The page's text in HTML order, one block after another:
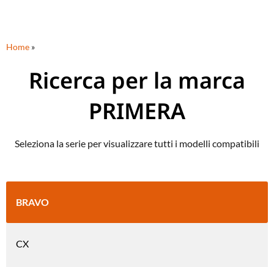
Home »
Ricerca per la marca
PRIMERA
Seleziona la serie per visualizzare tutti i modelli compatibili
BRAVO
CX